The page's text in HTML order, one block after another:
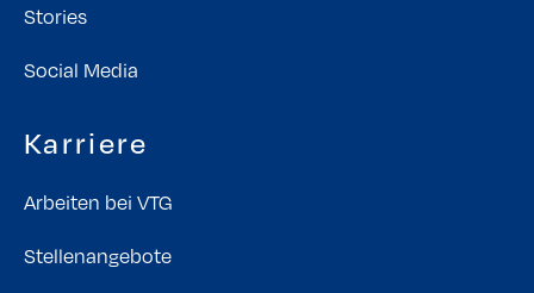
Stories
Social Media
Karriere
Arbeiten bei VTG
Stellenangebote